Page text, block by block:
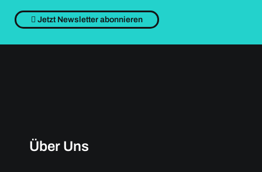
Jetzt Newsletter abonnieren
Über Uns